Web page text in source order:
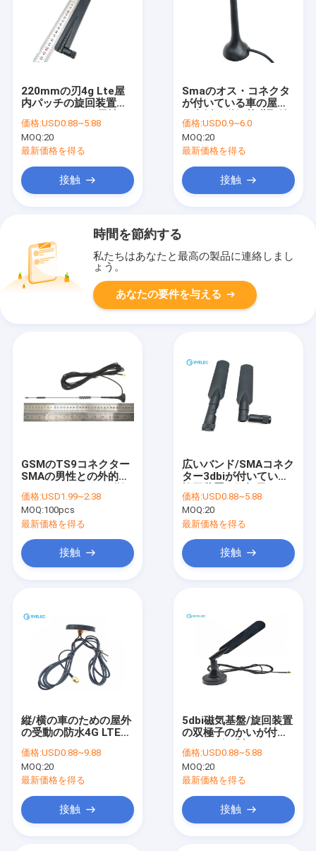
220mmの刃4g Lte屋
内パッチの旋回装置の
終了
価格:USD0.88~5.88
MOQ:20
最新価格を得る
接触
Smaのオス・コネクタ
が付いている車の屋根
け4G Lteのマイクロ ア
ンテナ
価格:USD0.9~6.0
MOQ:20
最新価格を得る
接触
時間を節約する
私たちはあなたと最高の製品に連絡しまし
ょう。
あなたの要件を与える
GSMのTS9コネクター
SMAの男性との外的な
アンテナ2700 MHz
5dBi
価格:USD1.99~2.38
MOQ:100pcs
最新価格を得る
接触
広いバンド/SMAコネク
ター3dbiが付いている
い4G LTEアンテナ
価格:USD0.88~5.88
MOQ:20
最新価格を得る
接触
縦/横の車のための屋外
の受動の防水4G LTEの
価格:USD0.88~9.88
MOQ:20
最新価格を得る
接触
5dbi磁気基盤/旋回装置
の双極子のかいが付い
LTEのアンテナ
価格:USD0.88~5.88
MOQ:20
最新価格を得る
接触